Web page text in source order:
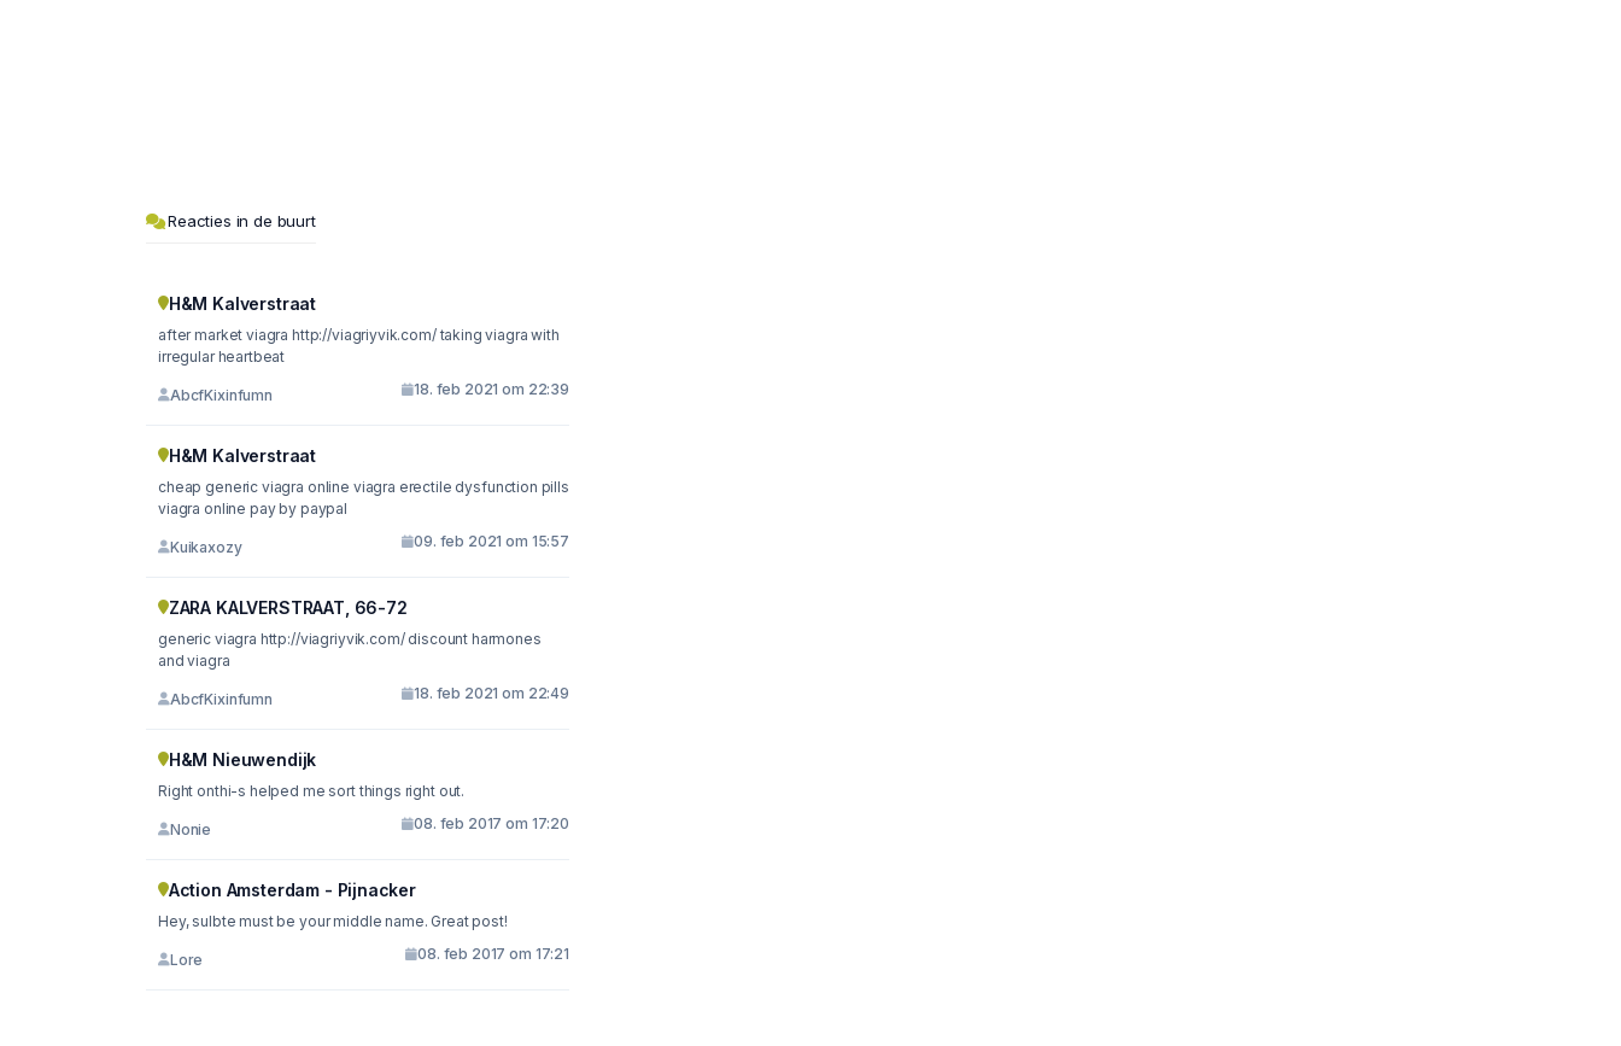
Reacties in de buurt
H&M Kalverstraat
after market viagra http://viagriyvik.com/ taking viagra with
irregular heartbeat
AbcfKixinfumn 18. feb 2021 om 22:39
H&M Kalverstraat
cheap generic viagra online viagra erectile dysfunction pills
viagra online pay by paypal
Kuikaxozy 09. feb 2021 om 15:57
ZARA KALVERSTRAAT, 66-72
generic viagra http://viagriyvik.com/ discount harmones
and viagra
AbcfKixinfumn 18. feb 2021 om 22:49
H&M Nieuwendijk
Right onthi-s helped me sort things right out.
Nonie 08. feb 2017 om 17:20
Action Amsterdam - Pijnacker
Hey, sulbte must be your middle name. Great post!
Lore 08. feb 2017 om 17:21